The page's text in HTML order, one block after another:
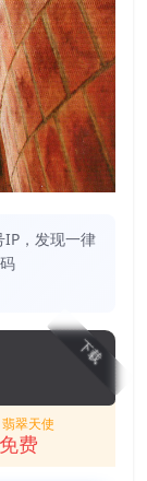
，发现一律
下载
翡翠天使
免费